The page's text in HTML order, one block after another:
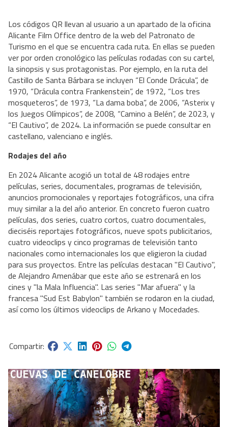
Los códigos QR llevan al usuario a un apartado de la oficina
Alicante Film Office dentro de la web del Patronato de
Turismo en el que se encuentra cada ruta. En ellas se pueden
ver por orden cronológico las películas rodadas con su cartel,
la sinopsis y sus protagonistas. Por ejemplo, en la ruta del
Castillo de Santa Bárbara se incluyen “El Conde Drácula”, de
1970, “Drácula contra Frankenstein”, de 1972, “Los tres
mosqueteros”, de 1973, “La dama boba”, de 2006, “Asterix y
los Juegos Olímpicos”, de 2008, “Camino a Belén”, de 2023, y
“El Cautivo”, de 2024. La información se puede consultar en
castellano, valenciano e inglés.
Rodajes del año
En 2024 Alicante acogió un total de 48 rodajes entre
películas, series, documentales, programas de televisión,
anuncios promocionales y reportajes fotográficos, una cifra
muy similar a la del año anterior. En concreto fueron cuatro
películas, dos series, cuatro cortos, cuatro documentales,
dieciséis reportajes fotográficos, nueve spots publicitarios,
cuatro videoclips y cinco programas de televisión tanto
nacionales como internacionales los que eligieron la ciudad
para sus proyectos. Entre las películas destacan "El Cautivo",
de Alejandro Amenábar que este año se estrenará en los
cines y "la Mala Influencia". Las series "Mar afuera" y la
francesa "Sud Est Babylon" también se rodaron en la ciudad,
así como los últimos videoclips de Arkano y Mocedades.